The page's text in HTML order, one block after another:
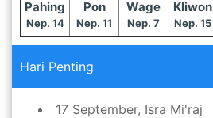
Pahing
Nep. 14
Pon
Nep. 11
Wage
Nep. 7
Kliwon
Nep. 15
Hari Penting
17 September, Isra Mi'raj